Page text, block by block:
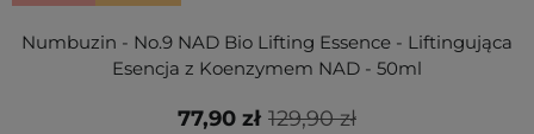
Numbuzin - No.9 NAD Bio Lifting Essence - Liftingująca
Esencja z Koenzymem NAD - 50ml
129,90 zł
77,90 zł